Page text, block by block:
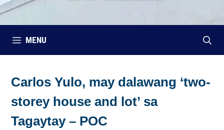
MENU
Carlos Yulo, may dalawang ‘two-
storey house and lot’ sa
Tagaytay – POC